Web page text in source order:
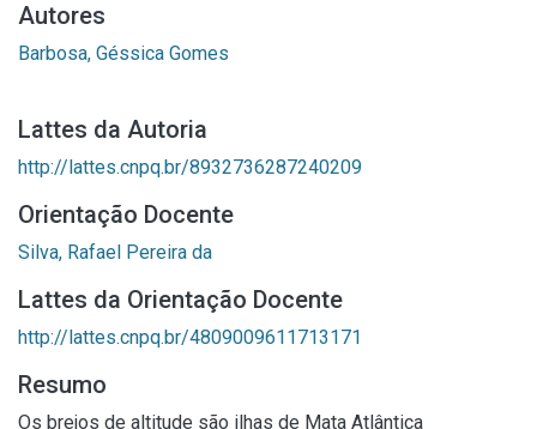
Autores
Barbosa, Géssica Gomes
Lattes da Autoria
http://lattes.cnpq.br/8932736287240209
Orientação Docente
Silva, Rafael Pereira da
Lattes da Orientação Docente
http://lattes.cnpq.br/4809009611713171
Resumo
Os brejos de altitude são ilhas de Mata Atlântica